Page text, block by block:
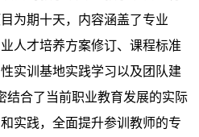
为期十天，内容涵盖了专业
人才培养方案修订、课程标准
实训基地实践学习以及团队建
结合了当前职业教育发展的实际
实践，全面提升参训教师的专